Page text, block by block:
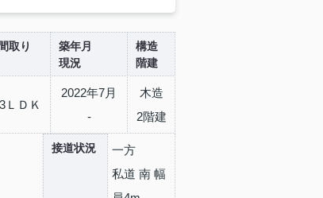
間取り
築年月
現況
構造
階建
3ＬＤＫ
2022年7月
-
木造
2階建
接道状況
一方
私道 南 幅